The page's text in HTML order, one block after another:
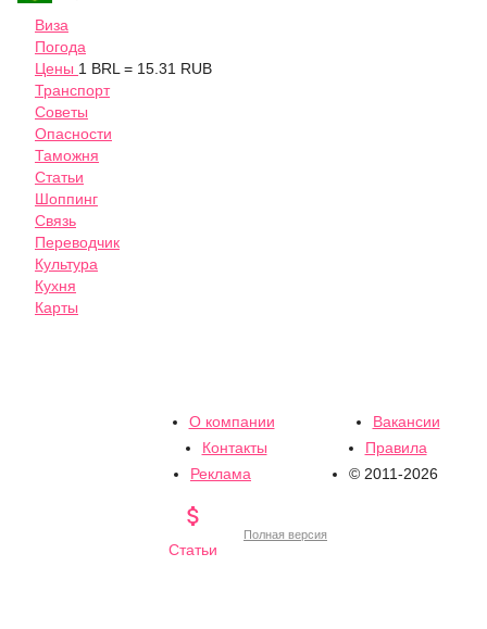
Виза
Погода
Цены 1 BRL = 15.31 RUB
Транспорт
Советы
Опасности
Таможня
Статьи
Шоппинг
Связь
Переводчик
Культура
Кухня
Карты
О компании
Вакансии
Контакты
Правила
Реклама
© 2011-2026

Статьи
Полная версия